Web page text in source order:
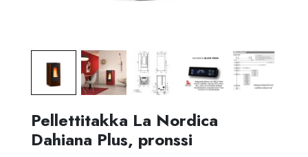
Pellettitakka La Nordica
Dahiana Plus, pronssi